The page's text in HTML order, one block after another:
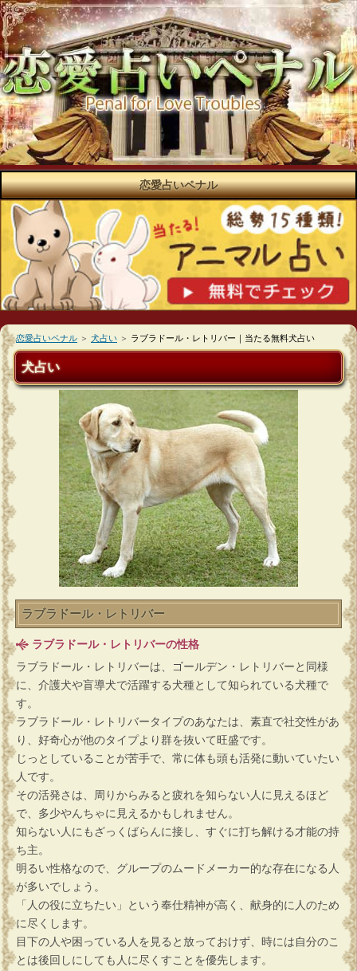
恋愛占いペナル
恋愛占いペナル ＞ 犬占い ＞ ラブラドール・レトリバー｜当たる無料犬占い
犬占い
ラブラドール・レトリバー
ラブラドール・レトリバーの性格
ラブラドール・レトリバーは、ゴールデン・レトリバーと同様
に、介護犬や盲導犬で活躍する犬種として知られている犬種で
す。
ラブラドール・レトリバータイプのあなたは、素直で社交性があ
り、好奇心が他のタイプより群を抜いて旺盛です。
じっとしていることが苦手で、常に体も頭も活発に動いていたい
人です。
その活発さは、周りからみると疲れを知らない人に見えるほど
で、多少やんちゃに見えるかもしれません。
知らない人にもざっくばらんに接し、すぐに打ち解ける才能の持
ち主。
明るい性格なので、グループのムードメーカー的な存在になる人
が多いでしょう。
「人の役に立ちたい」という奉仕精神が高く、献身的に人のため
に尽くします。
目下の人や困っている人を見ると放っておけず、時には自分のこ
とは後回しにしても人に尽くすことを優先します。